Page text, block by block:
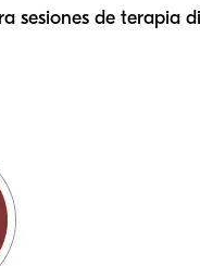
sesiones de terapia